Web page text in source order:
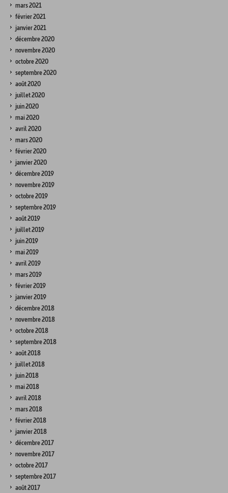
mars 2021
février 2021
janvier 2021
décembre 2020
novembre 2020
octobre 2020
septembre 2020
août 2020
juillet 2020
juin 2020
mai 2020
avril 2020
mars 2020
février 2020
janvier 2020
décembre 2019
novembre 2019
octobre 2019
septembre 2019
août 2019
juillet 2019
juin 2019
mai 2019
avril 2019
mars 2019
février 2019
janvier 2019
décembre 2018
novembre 2018
octobre 2018
septembre 2018
août 2018
juillet 2018
juin 2018
mai 2018
avril 2018
mars 2018
février 2018
janvier 2018
décembre 2017
novembre 2017
octobre 2017
septembre 2017
août 2017